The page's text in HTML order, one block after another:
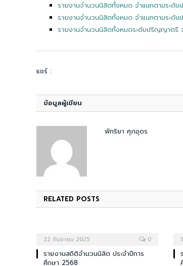
รายงานจำนวนนิสิตทั้งหมด จำแนกตามระดั
รายงานจำนวนนิสิตทั้งหมด จำแนกตามระดั
รายงานจำนวนนิสิตทั้งหมดระดับปริญญาตรี
แชร์ :
ข้อมูลผู้เขียน
พัทริยา ศุภอุดร
RELATED POSTS
22 กันยายน 2025 0
รายงานสถิติจำนวนนิสิต ประจำปีการ
ศึกษา 2568